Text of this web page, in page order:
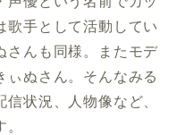
歌手として活動してい
さんも同様。またモデ
ぃぬさん。そんなみる
状況、人物像など、